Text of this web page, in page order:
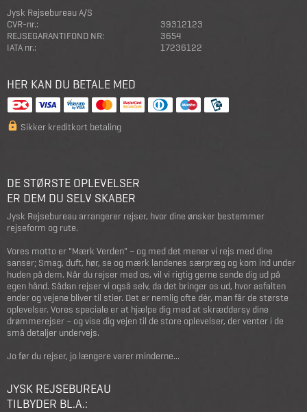
Jysk Rejsebureau A/S
CVR-nr.:
39312123
REJSEGARANTIFOND NR:
3654
IATA nr.:
17236122
HER KAN DU BETALE MED
Sikker kreditkort betaling
DE STØRSTE OPLEVELSER
ER DEM DU SELV SKABER
Jysk Rejsebureau arrangerer rejser, hvor dine ønsker bestemmer
rejseform og rute.
Vores motto er "Mærk Verden" – og med det mener vi rejs med dine
sanser; Smag, duft, hør, se og mærk landenes særpræg og kom ind under
huden på dem. Når du rejser med os, vil vi rigtig gerne sende dig ud på
egen hånd. Sådan rejser vi også selv, da det bringer os ud, hvor asfalten
ender og vejene bliver til stier. Det er nemlig ofte dér, man får de største
oplevelser. Vores speciale er at hjælpe dig med at skræddersy dine
drømmerejser – og vise dig vejen til de store oplevelser, der venter i de
små detaljer undervejs.
Jo før du rejser, jo længere varer minderne...
JYSK REJSEBUREAU
TILBYDER BL.A.: